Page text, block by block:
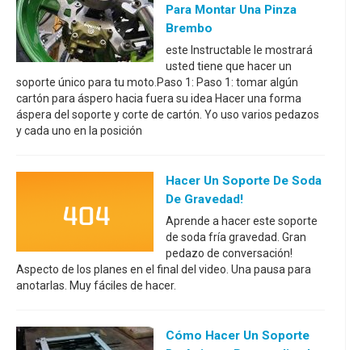
Para Montar Una Pinza
Brembo
este Instructable le mostrará
usted tiene que hacer un
soporte único para tu moto.Paso 1: Paso 1: tomar algún
cartón para áspero hacia fuera su idea Hacer una forma
áspera del soporte y corte de cartón. Yo uso varios pedazos
y cada uno en la posición
Hacer Un Soporte De Soda
De Gravedad!
Aprende a hacer este soporte
de soda fría gravedad. Gran
pedazo de conversación!
Aspecto de los planes en el final del video. Una pausa para
anotarlas. Muy fáciles de hacer.
Cómo Hacer Un Soporte